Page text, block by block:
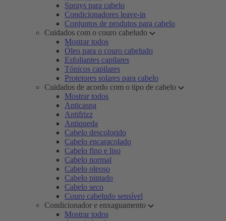
Sprays para cabelo
Condicionadores leave-in
Conjuntos de produtos para cabelo
Cuidados com o couro cabeludo
Mostrar todos
Óleo para o couro cabeludo
Esfoliantes capilares
Tónicos capilares
Protetores solares para cabelo
Cuidados de acordo com o tipo de cabelo
Mostrar todos
Anticaspa
Antifrizz
Antiqueda
Cabelo descolorido
Cabelo encaracolado
Cabelo fino e liso
Cabelo normal
Cabelo oleoso
Cabelo pintado
Cabelo seco
Couro cabeludo sensível
Condicionador e enxaguamento
Mostrar todos